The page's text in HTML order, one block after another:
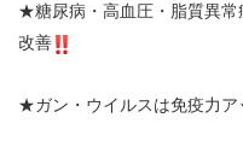
★糖尿病・高血圧・脂質異
改善
★ガン・ウイルスは免疫力ア